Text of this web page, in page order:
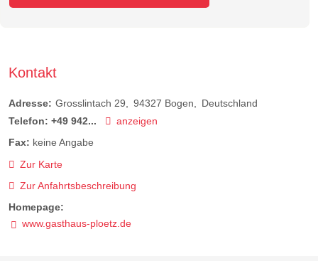
Kontakt
Adresse: Grosslintach 29 94327 Bogen
Deutschland
Telefon: +49 942...
anzeigen
Fax: keine Angabe
Zur Karte
Zur Anfahrtsbeschreibung
Homepage:
www.gasthaus-ploetz.de